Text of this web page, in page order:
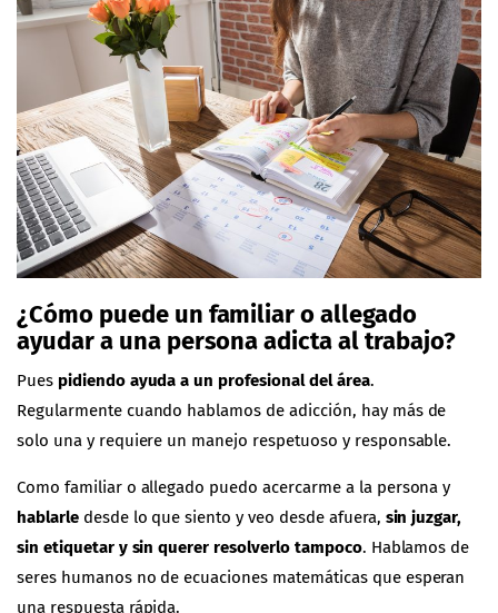
¿Cómo puede un familiar o allegado
ayudar a una persona adicta al trabajo?
Pues pidiendo ayuda a un profesional del área.
Regularmente cuando hablamos de adicción, hay más de
solo una y requiere un manejo respetuoso y responsable.
Como familiar o allegado puedo acercarme a la persona y
hablarle desde lo que siento y veo desde afuera, sin juzgar,
sin etiquetar y sin querer resolverlo tampoco. Hablamos de
seres humanos no de ecuaciones matemáticas que esperan
una respuesta rápida.